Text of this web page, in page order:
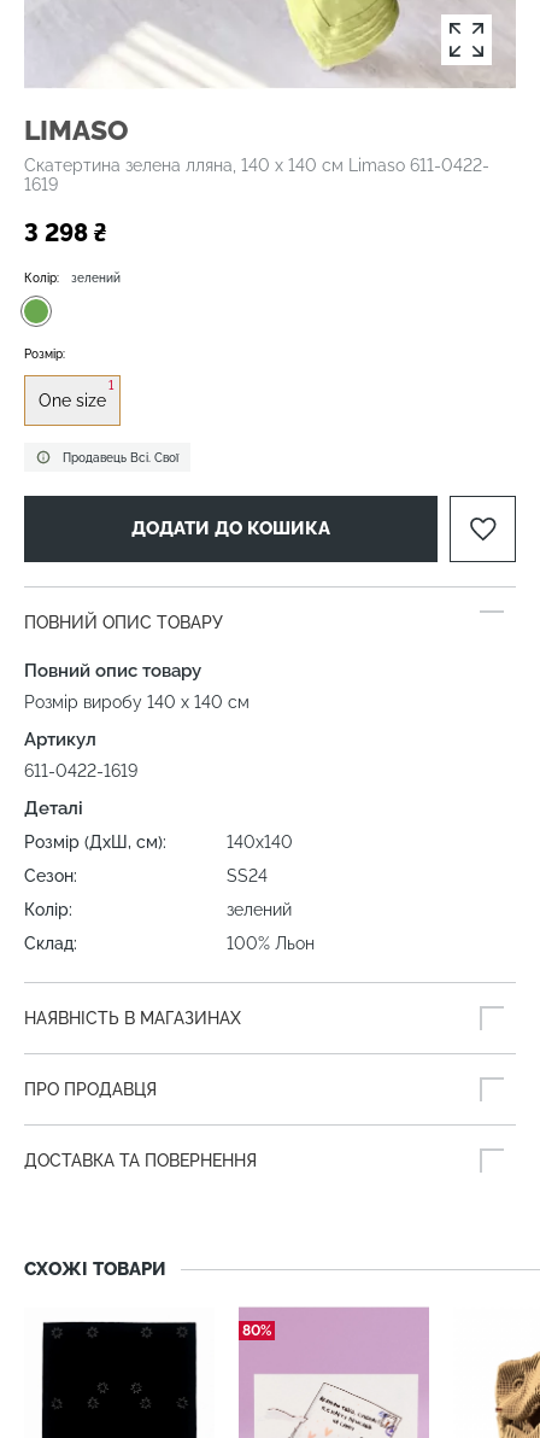
LIMASO
Скатертина зелена лляна, 140 х 140 см Limaso 611-0422-
1619
3 298 ₴
Продавець Всі. Свої
Колір: зелений
Розмір:
One size
1
ДОДАТИ ДО КОШИКА
ПОВНИЙ ОПИС ТОВАРУ
Повний опис товару
Розмір виробу 140 х 140 см
Артикул
611-0422-1619
Деталі
Розмір (ДхШ, см):
140х140
Сезон:
SS24
Колір:
зелений
Склад:
100% Льон
НАЯВНІСТЬ В МАГАЗИНАХ
ПРО ПРОДАВЦЯ
ДОСТАВКА ТА ПОВЕРНЕННЯ
СХОЖІ ТОВАРИ
80%